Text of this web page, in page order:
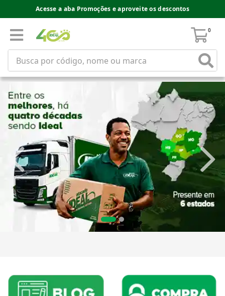
Acesse a aba Promoções e aproveite os descontos
0